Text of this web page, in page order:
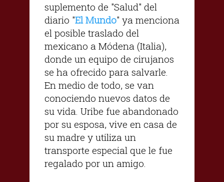
suplemento de "Salud" del
diario "El Mundo" ya menciona
el posible traslado del
mexicano a Módena (Italia),
donde un equipo de cirujanos
se ha ofrecido para salvarle.
En medio de todo, se van
conociendo nuevos datos de
su vida. Uribe fue abandonado
por su esposa, vive en casa de
su madre y utiliza un
transporte especial que le fue
regalado por un amigo.